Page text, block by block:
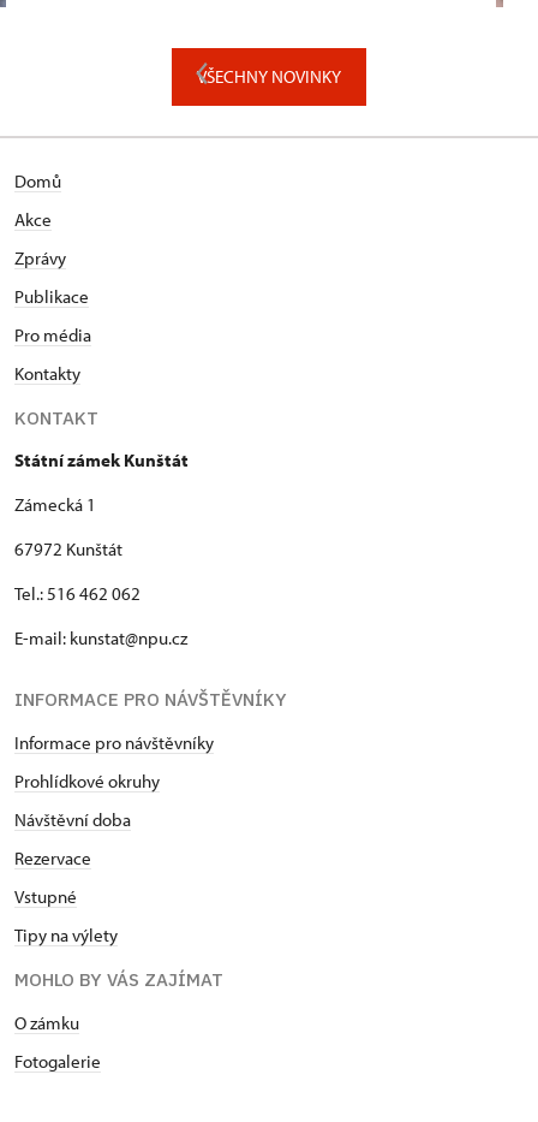
VŠECHNY NOVINKY
Domů
Akce
Zprávy
Publikace
Pro média
Kontakty
KONTAKT
Státní zámek Kunštát
Zámecká 1
67972 Kunštát
Tel.: 516 462 062
E-mail: kunstat@npu.cz
INFORMACE PRO NÁVŠTĚVNÍKY
Informace pro návštěvníky
Prohlídkové okruhy
Návštěvní doba
Rezervace
Vstupné
Tipy na výlety
MOHLO BY VÁS ZAJÍMAT
O zámku
Fotogalerie